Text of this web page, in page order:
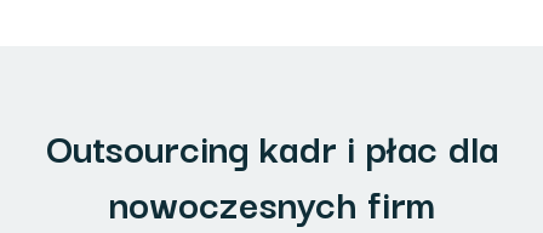
Outsourcing kadr i płac dla
nowoczesnych firm